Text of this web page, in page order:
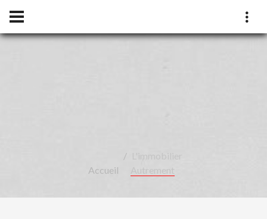
Accueil